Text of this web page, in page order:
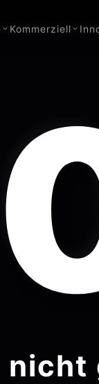
Kommerziell
nicht